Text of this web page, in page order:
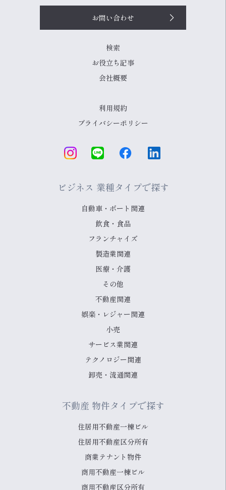
お問い合わせ
検索
お役立ち記事
会社概要
利用規約
プライバシーポリシー
不動産 物件タイプで探す
住居用不動産一棟ビル
住居用不動産区分所有
商業テナント物件
商用不動産一棟ビル
商用不動産区分所有
ビジネス 業種タイプで探す
自動車・ボート関連
飲食・食品
フランチャイズ
製造業関連
医療・介護
その他
不動産関連
娯楽・レジャー関連
小売
サービス業関連
テクノロジー関連
卸売・流通関連